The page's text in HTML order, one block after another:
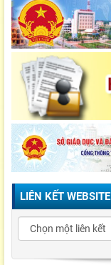
LIÊN KẾT WEBSITE